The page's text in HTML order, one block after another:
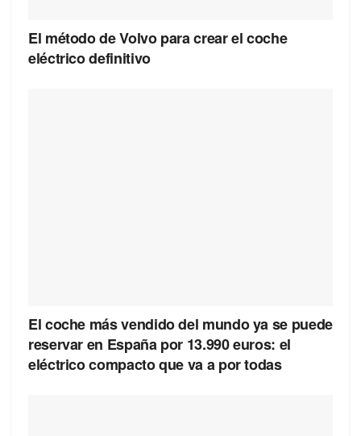
El método de Volvo para crear el coche
eléctrico definitivo
El coche más vendido del mundo ya se puede
reservar en España por 13.990 euros: el
eléctrico compacto que va a por todas